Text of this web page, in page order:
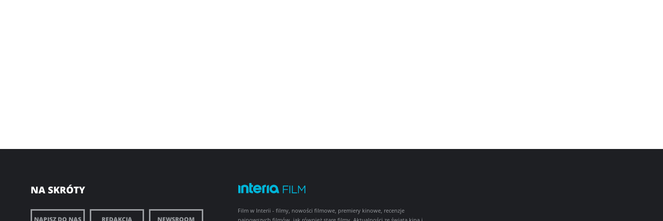
NA SKRÓTY
NAPISZ DO NAS REDAKCJA NEWSROOM
Film w Interii - filmy, nowości filmowe, premiery kinowe, recenzje